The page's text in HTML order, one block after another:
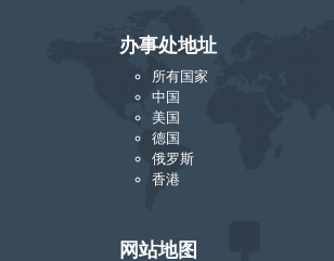
办事处地址
所有国家
中国
美国
德国
俄罗斯
香港
网站地图